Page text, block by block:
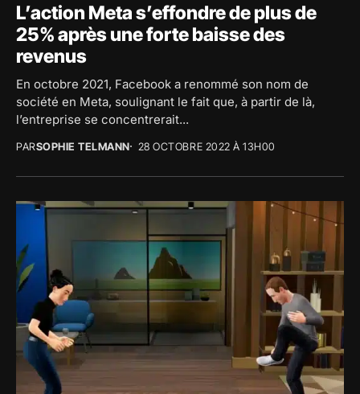
L’action Meta s’effondre de plus de
25% après une forte baisse des
revenus
En octobre 2021, Facebook a renommé son nom de
société en Meta, soulignant le fait que, à partir de là,
l’entreprise se concentrerait...
PARSOPHIE TELMANN 28 OCTOBRE 2022 À 13H00